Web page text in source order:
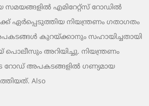
സമയങ്ങളിൽ എമിറേറ്റ്സ് റോഡിൽ
ഏർപ്പെടുത്തിയ നിയന്ത്രണം ഗതാഗതം
കുറയ്ക്കാനും സഹായിച്ചതായി
അറിയിച്ചു. നിയന്ത്രണം
റോഡ് അപകടങ്ങളിൽ ഗണ്യമായ
Also